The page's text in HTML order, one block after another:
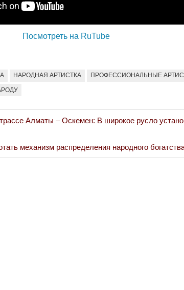
Посмотреть на RuTube
НАРОДНАЯ АРТИСТКА ПРОФЕССИОНАЛЬНЫЕ
Алматы – Оскемен: В широкое русло
механизм распределения народного
Война
Война Миров.
Сороса